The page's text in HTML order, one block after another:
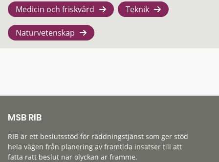
Medicin och friskvård Teknik
Naturvetenskap
MSB RIB
RIB är ett beslutsstöd för räddningstjänst som ger stöd
hela vägen från planering av framtida insatser till att
fatta rätt beslut när olyckan är framme.